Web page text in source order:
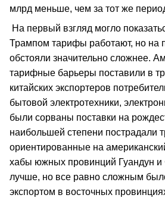
млрд меньше, чем за тот же
На первый взгляд могло
Трампом тарифы работают, но на
обстояли значительно сложнее.
тарифные барьеры поставили в
китайских экспортеров
бытовой электротехники,
были сорваны поставки на
наибольшей степени пострадали
ориентированные на
хабы южных провинций Гуандун и
лучше, но все равно сложным
экспортом в восточных